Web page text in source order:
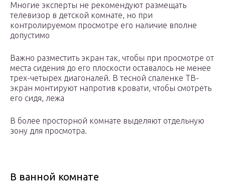
Многие эксперты не рекомендуют размещать
телевизор в детской комнате, но при
контролируемом просмотре его наличие вполне
допустимо
Важно разместить экран так, чтобы при просмотре от
места сидения до его плоскости оставалось не менее
трех-четырех диагоналей. В тесной спаленке ТВ-
экран монтируют напротив кровати, чтобы смотреть
его сидя, лежа
В более просторной комнате выделяют отдельную
зону для просмотра.
В ванной комнате